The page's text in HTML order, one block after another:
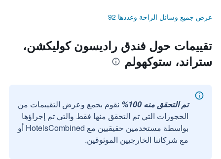
عرض جميع وسائل الراحة وعددها 92
تقييمات حول فندق راديسون كوليكشن،
ستراند، ستوكهولم
تم التحقق منه 100%
نقوم بجمع وعرض التقييمات من
الحجوزات التي تم التحقق منها فقط والتي تم إجراؤها
بواسطة مستخدمين حقيقيين مع HotelsCombined أو
مع شركائنا الخارجيين الموثوقين.